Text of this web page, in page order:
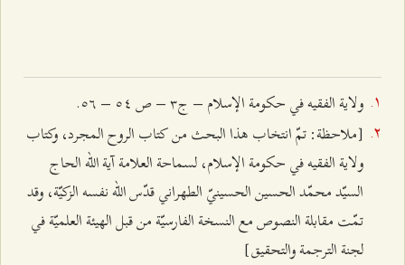
ولاية الفقيه في حكومة الإسلام – ج٣ – ص ٥٤ – ٥٦.
[ملاحظة: تمّ انتخاب هذا البحث من كتاب الروح المجرد، وكتاب
ولاية الفقيه في حكومة الإسلام، لسماحة العلامة آية الله الحاج
السيّد محمّد الحسين الحسينيّ الطهراني قدّس الله نفسه الزكيّة، وقد
تمّت مقابلة النصوص مع النسخة الفارسيّة من قبل الهيئة العلميّة في
لجنة الترجمة والتحقيق]